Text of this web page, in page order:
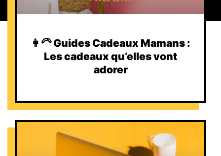
👩‍🦳 Guides Cadeaux Mamans :
Les cadeaux qu’elles vont
adorer